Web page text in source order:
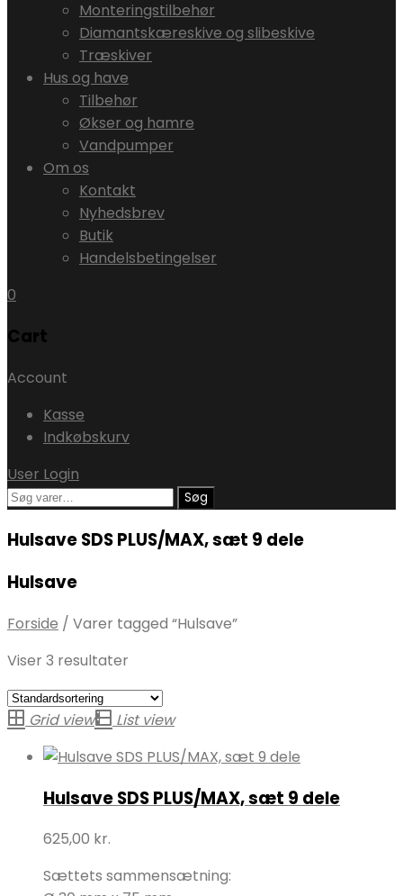
Monteringstilbehør
Diamantskæreskive og slibeskive
Træskiver
Hus og have
Tilbehør
Økser og hamre
Vandpumper
Om os
Kontakt
Nyhedsbrev
Butik
Handelsbetingelser
0
Cart
Account
Kasse
Indkøbskurv
User Login
Søg
Søg
Hulsave SDS PLUS/MAX, sæt 9 dele
Hulsave
Forside / Varer tagged “Hulsave”
Viser 3 resultater
Grid view List view
Hulsave SDS PLUS/MAX, sæt 9 dele
625,00 kr.
Sættets sammensætning: